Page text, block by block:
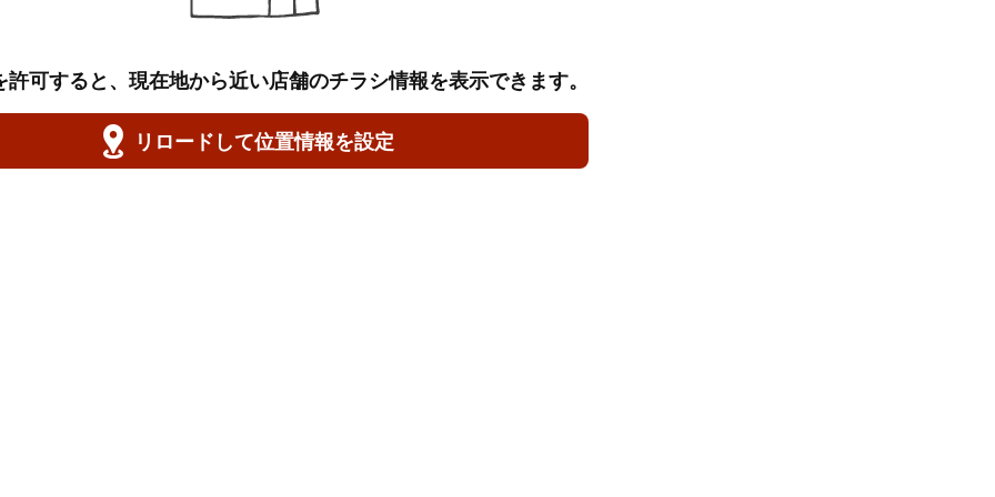
可すると、現在地から近い店舗のチラシ情報を表示できます。
リロードして位置情報を設定